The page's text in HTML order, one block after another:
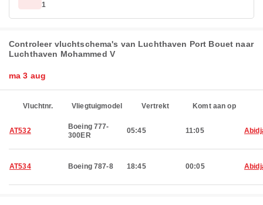
1
Controleer vluchtschema's van Luchthaven Port Bouet naar
Luchthaven Mohammed V
ma 3 aug
Vluchtnr. Vliegtuigmodel Vertrekt Komt aan op
AT532
Boeing 777-
300ER
05:45 11:05
AT534 Boeing 787-8 18:45 00:05